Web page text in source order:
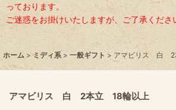
っております。
ご迷惑をお掛けいたしますが、ご了承くださ
ホーム > ミディ系 > 一般ギフト > アマビリス 白 2
アマビリス 白 2本立 18輪以上